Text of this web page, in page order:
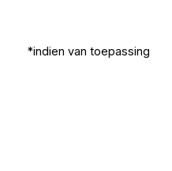
*indien van toepassing